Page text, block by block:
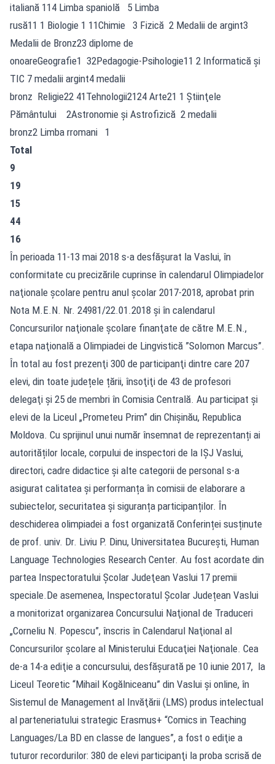
italiană 114 Limba spaniolă 5 Limba
rusă11 1 Biologie 1 11Chimie 3 Fizică 2 Medalii de argint3
Medalii de Bronz23 diplome de
onoareGeografie1 32Pedagogie-Psihologie11 2 Informatică şi
TIC 7 medalii argint4 medalii
bronz Religie22 41Tehnologii2124 Arte21 1 Ştiinţele
Pământului 2Astronomie şi Astrofizică 2 medalii
bronz2 Limba rromani 1
Total
9
19
15
44
16
În perioada 11-13 mai 2018 s-a desfăşurat la Vaslui, în
conformitate cu precizările cuprinse în calendarul Olimpiadelor
naţionale şcolare pentru anul şcolar 2017-2018, aprobat prin
Nota M.E.N. Nr. 24981/22.01.2018 şi în calendarul
Concursurilor naţionale şcolare finanţate de către M.E.N.,
etapa naţională a Olimpiadei de Lingvistică ”Solomon Marcus”.
În total au fost prezenţi 300 de participanţi dintre care 207
elevi, din toate județele țării, însoţiţi de 43 de profesori
delegaţi şi 25 de membri în Comisia Centrală. Au participat și
elevi de la Liceul „Prometeu Prim” din Chișinău, Republica
Moldova. Cu sprijinul unui număr însemnat de reprezentanți ai
autorităților locale, corpului de inspectori de la IŞJ Vaslui,
directori, cadre didactice și alte categorii de personal s-a
asigurat calitatea și performanța în comisii de elaborare a
subiectelor, securitatea și siguranța participanților. În
deschiderea olimpiadei a fost organizată Conferinței susținute
de prof. univ. Dr. Liviu P. Dinu, Universitatea Bucureşti, Human
Language Technologies Research Center. Au fost acordate din
partea Inspectoratului Şcolar Judeţean Vaslui 17 premii
speciale.De asemenea, Inspectoratul Școlar Județean Vaslui
a monitorizat organizarea Concursului Naţional de Traduceri
„Corneliu N. Popescu”, înscris în Calendarul Naţional al
Concursurilor şcolare al Ministerului Educaţiei Naţionale. Cea
de-a 14-a ediţie a concursului, desfăşurată pe 10 iunie 2017, la
Liceul Teoretic “Mihail Kogălniceanu” din Vaslui şi online, în
Sistemul de Management al Invăţării (LMS) produs intelectual
al parteneriatului strategic Erasmus+ “Comics in Teaching
Languages/La BD en classe de langues”, a fost o ediţie a
tuturor recordurilor: 380 de elevi participanţi la proba scrisă de